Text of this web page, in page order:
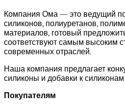
Компания Ома — это ведущий
силиконов, полиуретанов,
материалов, готовый
соответствуют самым высоким
современных отраслей.
Наша компания предлагает
силиконы и добавки к
Покупателям